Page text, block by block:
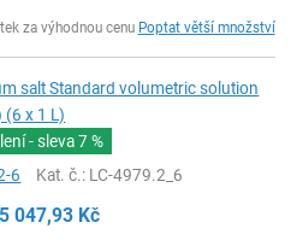
za výhodnou cenu Poptat větší množství
salt Standard volumetric solution
(6 x 1 L)
- sleva7 %
6 Kat. č.: LC-4979.2_6
5 047,93 Kč